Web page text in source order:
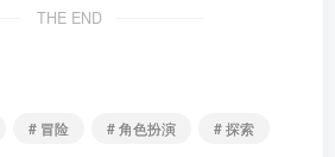
THE END
# 冒险 # 角色扮演
# 探索